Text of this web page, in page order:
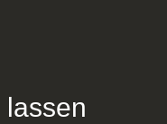
lassen